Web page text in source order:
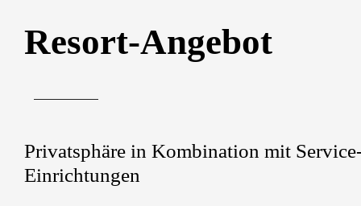
Resort-Angebot
Privatsphäre in Kombination mit
Einrichtungen